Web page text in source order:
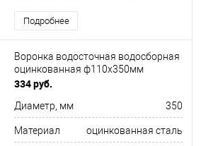
Подробнее
Воронка водосточная водосборная
оцинкованная ф110х350мм
334 руб.
Диаметр, мм 350
Материал оцинкованная сталь